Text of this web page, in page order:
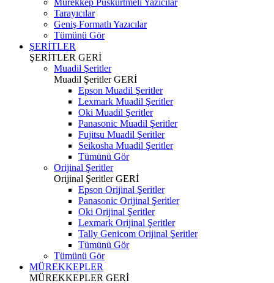
Mürekkep Püskürtmeli Yazıcılar
Tarayıcılar
Geniş Formatlı Yazıcılar
Tümünü Gör
ŞERİTLER
ŞERİTLER GERİ
Muadil Şeritler
Muadil ŞeritlerGERİ
Epson Muadil Şeritler
Lexmark Muadil Şeritler
Oki Muadil Şeritler
Panasonic Muadil Şeritler
Fujitsu Muadil Şeritler
Seikosha Muadil Şeritler
Tümünü Gör
Orijinal Şeritler
Orijinal ŞeritlerGERİ
Epson Orijinal Şeritler
Panasonic Orijinal Şeritler
Oki Orijinal Şeritler
Lexmark Orijinal Şeritler
Tally Genicom Orijinal Şeritler
Tümünü Gör
Tümünü Gör
MÜREKKEPLER
MÜREKKEPLER GERİ